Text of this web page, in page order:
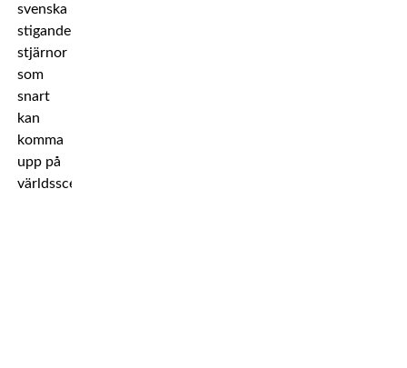
svenska
stigande
stjärnor
som
snart
kan
komma
upp på
världsscenen.